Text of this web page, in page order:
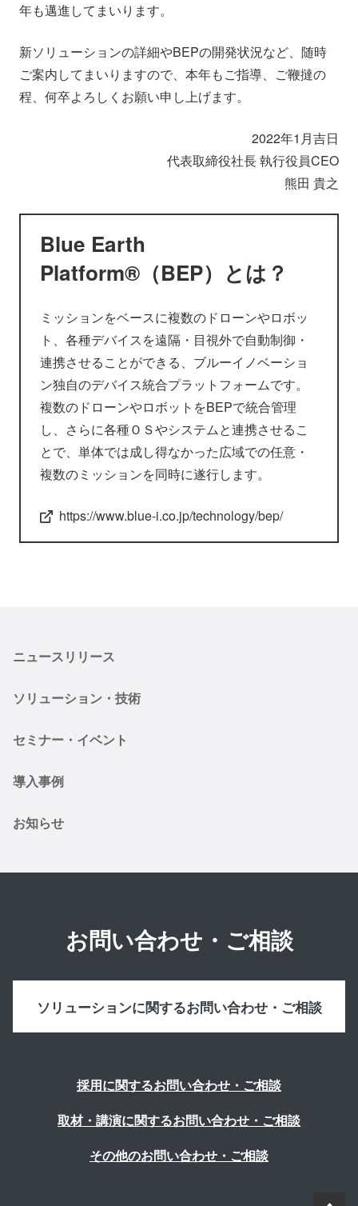
年も邁進してまいります。
新ソリューションの詳細やBEPの開発状況など、随時
ご案内してまいりますので、本年もご指導、ご鞭撻の
程、何卒よろしくお願い申し上げます。
2022年1月吉日
代表取締役社長 執行役員CEO
熊田 貴之
Blue Earth
Platform®（BEP）とは？
ミッションをベースに複数のドローンやロボッ
ト、各種デバイスを遠隔・目視外で自動制御・
連携させることができる、ブルーイノベーショ
ン独自のデバイス統合プラットフォームです。
複数のドローンやロボットをBEPで統合管理
し、さらに各種ＯＳやシステムと連携させるこ
とで、単体では成し得なかった広域での任意・
複数のミッションを同時に遂行します。
https://www.blue-i.co.jp/technology/bep/
ニュースリリース
ソリューション・技術
セミナー・イベント
導入事例
お知らせ
お問い合わせ・ご相談
ソリューションに関するお問い合わせ・ご相談
採用に関するお問い合わせ・ご相談
取材・講演に関するお問い合わせ・ご相談
その他のお問い合わせ・ご相談